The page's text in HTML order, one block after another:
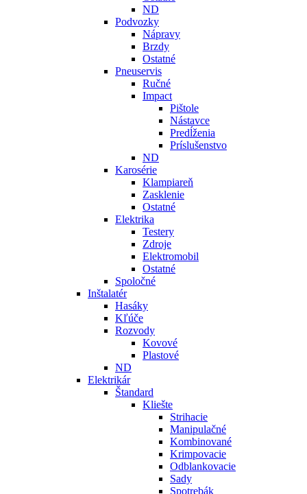
ND
Podvozky
Nápravy
Brzdy
Ostatné
Pneuservis
Ručné
Impact
Pištole
Nástavce
Predĺženia
Príslušenstvo
ND
Karosérie
Klampiareň
Zasklenie
Ostatné
Elektrika
Testery
Zdroje
Elektromobil
Ostatné
Spoločné
Inštalatér
Hasáky
Kľúče
Rozvody
Kovové
Plastové
ND
Elektrikár
Štandard
Kliešte
Strihacie
Manipulačné
Kombinované
Krimpovacie
Odblankovacie
Sady
Spotrebák